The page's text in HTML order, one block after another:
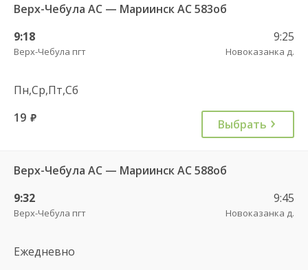
Верх-Чебула АС — Мариинск АС 583об
9:18
Верх-Чебула пгт
9:25
Новоказанка д.
Пн,Ср,Пт,Сб
19 руб. Выбрать
Верх-Чебула АС — Мариинск АС 588об
9:32
Верх-Чебула пгт
9:45
Новоказанка д.
Ежедневно